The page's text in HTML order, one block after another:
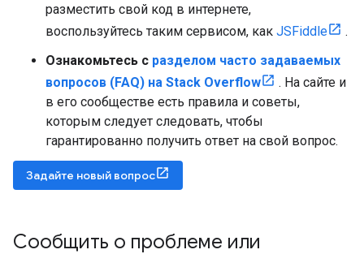
разместить свой код в интернете,
воспользуйтесь таким сервисом, как JSFiddle
.
Ознакомьтесь с разделом часто задаваемых
вопросов (FAQ) на Stack Overflow
. На сайте и
в его сообществе есть правила и советы,
которым следует следовать, чтобы
гарантированно получить ответ на свой вопрос.
Задайте новый вопрос
Сообщить о проблеме или